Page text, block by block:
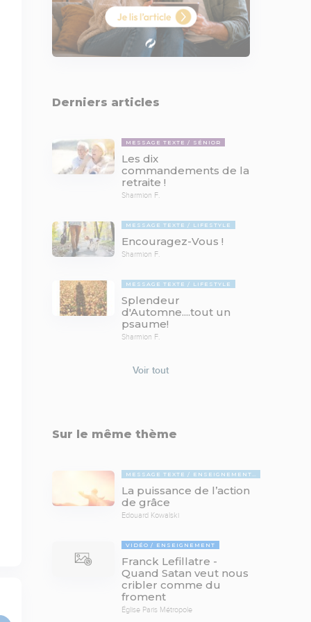
Derniers articles
MESSAGE TEXTE SÉNIOR
Les dix
commandements de la
retraite !
Sharmion F.
MESSAGE TEXTE LIFESTYLE
Encouragez-Vous !
Sharmion F.
MESSAGE TEXTE LIFESTYLE
Splendeur
d'Automne....tout un
psaume!
Sharmion F.
Voir tout
Sur le même thème
MESSAGE TEXTE ENSEIGNEMENTS BIBLIQUES
La puissance de l’action
de grâce
Edouard Kowalski
VIDÉO ENSEIGNEMENT
Franck Lefillatre -
Quand Satan veut nous
cribler comme du
froment
Église Paris Métropole